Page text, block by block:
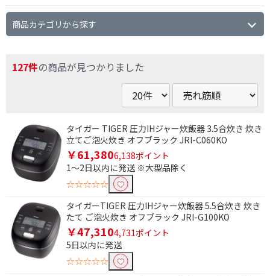
商品カテゴリから探す
127件の商品が見つかりました
タイガー TIGER 圧力IHジャー炊飯器 3.5合炊き 炊き
立てご泡火炊き オフブラック JRI-C060KO
￥61,3806,138ポイント
1～2日以内に発送 ※大型品除く
☆☆☆☆☆
タイガーTIGER 圧力IHジャー炊飯器 5.5合炊き 炊き
たて ご泡火炊き オフブラック JRI-G100KO
￥47,3104,731ポイント
5日以内に発送
☆☆☆☆☆